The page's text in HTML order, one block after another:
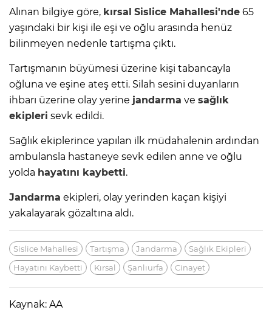
Alınan bilgiye göre, kırsal Sislice Mahallesi'nde 65
yaşındaki bir kişi ile eşi ve oğlu arasında henüz
bilinmeyen nedenle tartışma çıktı.
Tartışmanın büyümesi üzerine kişi tabancayla
oğluna ve eşine ateş etti. Silah sesini duyanların
ihbarı üzerine olay yerine jandarma ve sağlık
ekipleri sevk edildi.
Sağlık ekiplerince yapılan ilk müdahalenin ardından
ambulansla hastaneye sevk edilen anne ve oğlu
yolda hayatını kaybetti.
Jandarma ekipleri, olay yerinden kaçan kişiyi
yakalayarak gözaltına aldı.
Sislice Mahallesi Tartışma Jandarma
Sağlık Ekipleri
Hayatını Kaybetti
Kırsal Şanlıurfa Cinayet
Kaynak: AA